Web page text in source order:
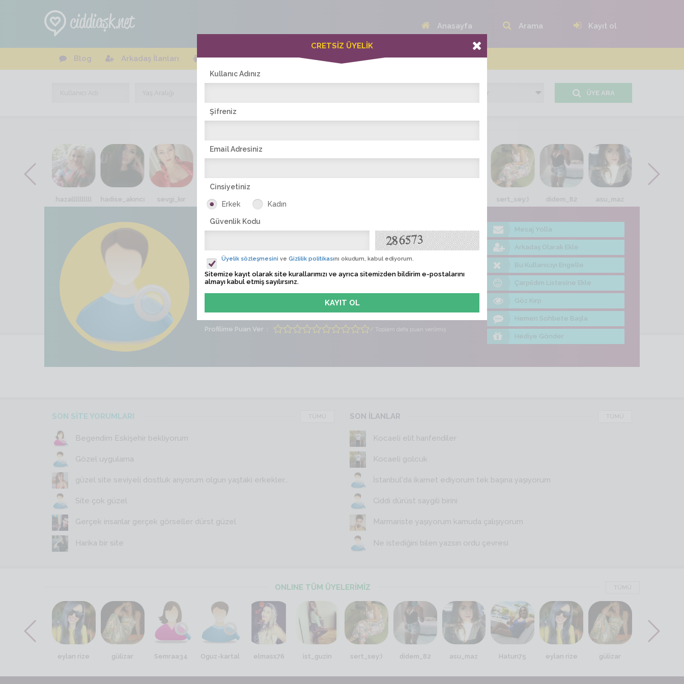
Anasayfa Arama Kayıt ol
Blog Arkadaş İlanları Online Bayanlar(243) Online Erkekler(370)
ÜYE ARA
hazallllllllll hadise_akıncı sevgi_kır suzan_ekin simge3434 sert_sey:) didem_82 asu_maz
Adem Profiline Bak
Ziyaret Tarihi Sadece üyelere özel
Son İşlem Zamanı Sadece üyelere özel
Profilime Puan Ver / Toplam defa puan verilmiş
Mesaj Yolla
Arkadaş Olarak Ekle
Bu Kullanıcıyı Engelle
Çarpıldım Listesine Ekle
Göz Kırp
Hemen Sohbete Başla
Hediye Gönder
SON SİTE YORUMLARI TÜMÜ
Begendim Eskişehir bekliyorum
Gözel uygulama
güzel site seviyeli dostluk arıyorum olgun yaştaki erkekler...
Site çok güzel
Gerçek insanlar gerçek görseller dürst güzel
Harika bir site
SON İLANLAR TÜMÜ
Kocaeli elit hanfendiler
Kocaeli golcuk
İstanbul'da ikamet ediyorum tek başına yaşıyorum
Ciddi dürüst saygili birini
Marmariste yaşıyorum kamuda çalışıyorum
Ne istediğini bilen yazsın ordu çevresi
ONLINE TÜM ÜYELERİMİZ TÜMÜ
eylan rize gülizar Semraa34 Oguz-kartal elmass76 ist_guzin sert_sey:) didem_82 asu_maz Hatun75 eylan rize gülizar
CRETSİZ ÜYELİK
Kullanıc Adınız
Şifreniz
Email Adresiniz
Cinsiyetiniz
Erkek Kadın
Güvenlik Kodu
Üyelik sözleşmesini ve Gizlilik politikasını okudum, kabul ediyorum.
Sitemize kayıt olarak site kurallarımızı ve ayrıca sitemizden bildirim e-postalarını
almayı kabul etmiş sayılırsınz.